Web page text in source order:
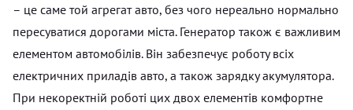
– це саме той агрегат авто, без чого нереально нормально
пересуватися дорогами міста. Генератор також є важливим
елементом автомобілів. Він забезпечує роботу всіх
електричних приладів авто, а також зарядку акумулятора.
При некоректній роботі цих двох елементів комфортне